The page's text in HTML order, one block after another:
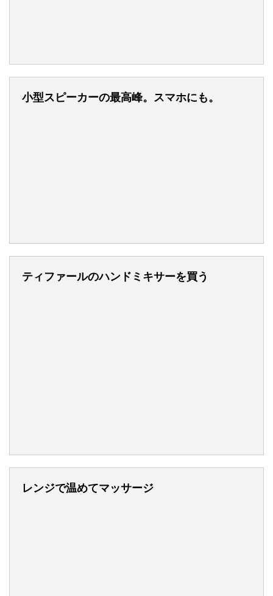
小型スピーカーの最高峰。スマホにも。
ティファールのハンドミキサーを買う
レンジで温めてマッサージ